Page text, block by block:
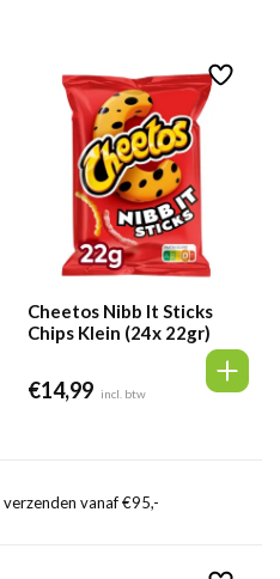
Cheetos Nibb It Sticks
Chips Klein (24x 22gr)
€14,99 incl. btw
verzenden vanaf €95,-